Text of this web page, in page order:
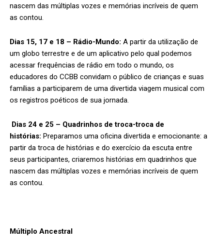
nascem das múltiplas vozes e memórias incríveis de quem
as contou.
Dias 15, 17 e 18 – Rádio-Mundo: A partir da utilização de
um globo terrestre e de um aplicativo pelo qual podemos
acessar frequências de rádio em todo o mundo, os
educadores do CCBB convidam o público de crianças e suas
famílias a participarem de uma divertida viagem musical com
os registros poéticos de sua jornada.
Dias 24 e 25 – Quadrinhos de troca-troca de
histórias: Preparamos uma oficina divertida e emocionante: a
partir da troca de histórias e do exercício da escuta entre
seus participantes, criaremos histórias em quadrinhos que
nascem das múltiplas vozes e memórias incríveis de quem
as contou.
Múltiplo Ancestral